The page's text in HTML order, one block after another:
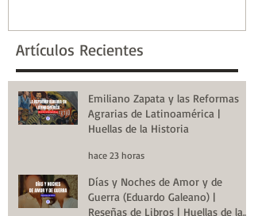
Artículos Recientes
Emiliano Zapata y las Reformas
Agrarias de Latinoamérica |
Huellas de la Historia
hace 23 horas
Días y Noches de Amor y de
Guerra (Eduardo Galeano) |
Reseñas de Libros | Huellas de la